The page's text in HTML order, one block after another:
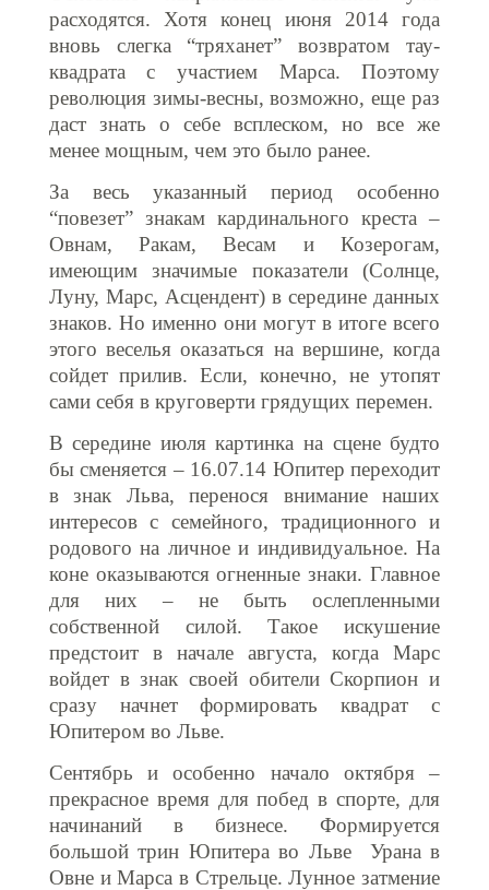
расходятся. Хотя конец июня 2014 года
вновь слегка “тряханет” возвратом тау-
квадрата с участием Марса. Поэтому
революция зимы-весны, возможно, еще раз
даст знать о себе всплеском, но все же
менее мощным, чем это было ранее.
За весь указанный период особенно
“повезет” знакам кардинального креста –
Овнам, Ракам, Весам и Козерогам,
имеющим значимые показатели (Солнце,
Луну, Марс, Асцендент) в середине данных
знаков. Но именно они могут в итоге всего
этого веселья оказаться на вершине, когда
сойдет прилив. Если, конечно, не утопят
сами себя в круговерти грядущих перемен.
В середине июля картинка на сцене будто
бы сменяется – 16.07.14 Юпитер переходит
в знак Льва, перенося внимание наших
интересов с семейного, традиционного и
родового на личное и индивидуальное. На
коне оказываются огненные знаки. Главное
для них – не быть ослепленными
собственной силой. Такое искушение
предстоит в начале августа, когда Марс
войдет в знак своей обители Скорпион и
сразу начнет формировать квадрат с
Юпитером во Льве.
Сентябрь и особенно начало октября –
прекрасное время для побед в спорте, для
начинаний в бизнесе. Формируется
большой трин Юпитера во Льве Урана в
Овне и Марса в Стрельце. Лунное затмение